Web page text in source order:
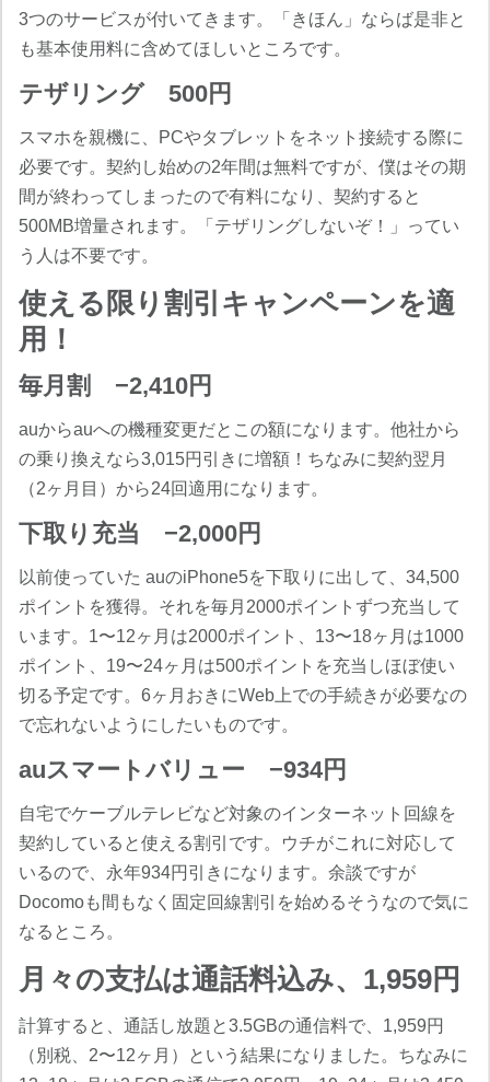
3つのサービスが付いてきます。「きほん」ならば是非と
も基本使用料に含めてほしいところです。
テザリング 500円
スマホを親機に、PCやタブレットをネット接続する際に
必要です。契約し始めの2年間は無料ですが、僕はその期
間が終わってしまったので有料になり、契約すると
500MB増量されます。「テザリングしないぞ！」ってい
う人は不要です。
使える限り割引キャンペーンを適
用！
毎月割 −2,410円
auからauへの機種変更だとこの額になります。他社から
の乗り換えなら3,015円引きに増額！ちなみに契約翌月
（2ヶ月目）から24回適用になります。
下取り充当 −2,000円
以前使っていた auのiPhone5を下取りに出して、34,500
ポイントを獲得。それを毎月2000ポイントずつ充当して
います。1〜12ヶ月は2000ポイント、13〜18ヶ月は1000
ポイント、19〜24ヶ月は500ポイントを充当しほぼ使い
切る予定です。6ヶ月おきにWeb上での手続きが必要なの
で忘れないようにしたいものです。
auスマートバリュー −934円
自宅でケーブルテレビなど対象のインターネット回線を
契約していると使える割引です。ウチがこれに対応して
いるので、永年934円引きになります。余談ですが
Docomoも間もなく固定回線割引を始めるそうなので気に
なるところ。
月々の支払は通話料込み、1,959円
計算すると、通話し放題と3.5GBの通信料で、1,959円
（別税、2〜12ヶ月）という結果になりました。ちなみに